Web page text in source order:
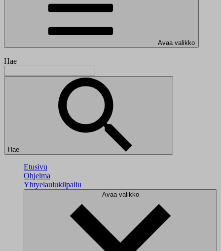
Avaa valikko
Hae
Hae
Etusivu
Ohjelma
Yhtyelaulukilpailu
Avaa valikko